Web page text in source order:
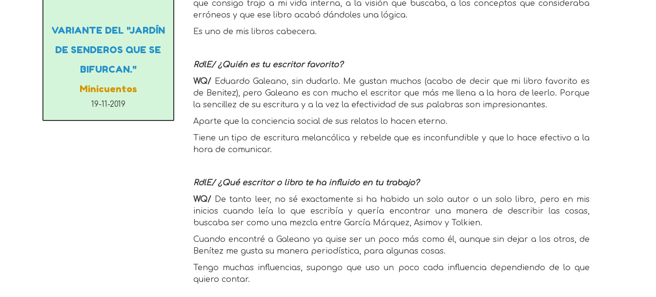
que consigo trajo a mi vida interna, a la visión que buscaba, a los conceptos que consideraba
erróneos y que ese libro acabó dándoles una lógica.
Es uno de mis libros cabecera.
RdlE/ ¿Quién es tu escritor favorito?
WQ/ Eduardo Galeano, sin dudarlo. Me gustan muchos (acabo de decir que mi libro favorito es
de Benitez), pero Galeano es con mucho el escritor que más me llena a la hora de leerlo. Porque
la sencillez de su escritura y a la vez la efectividad de sus palabras son impresionantes.
Aparte que la conciencia social de sus relatos lo hacen eterno.
Tiene un tipo de escritura melancólica y rebelde que es inconfundible y que lo hace efectivo a la
hora de comunicar.
RdlE/ ¿Qué escritor o libro te ha influido en tu trabajo?
WQ/ De tanto leer, no sé exactamente si ha habido un solo autor o un solo libro, pero en mis
inicios cuando leía lo que escribía y quería encontrar una manera de describir las cosas,
buscaba ser como una mezcla entre García Márquez, Asimov y Tolkien.
Cuando encontré a Galeano ya quise ser un poco más como él, aunque sin dejar a los otros, de
Benítez me gusta su manera periodística, para algunas cosas.
Tengo muchas influencias, supongo que uso un poco cada influencia dependiendo de lo que
quiero contar.
VARIANTE DEL "JARDÍN
DE SENDEROS QUE SE
BIFURCAN."
Minicuentos
19-11-2019